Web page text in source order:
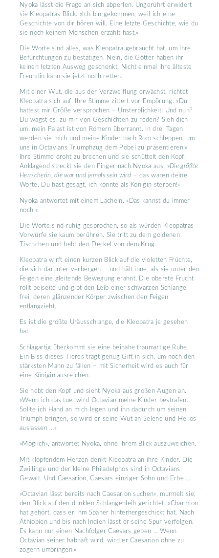
Nyoka lässt die Frage an sich abperlen. Ungerührt erwidert
sie Kleopatras Blick. »Ich bin gekommen, weil ich eine
Geschichte von dir hören will. Eine letzte Geschichte, wie du
sie noch keinem Menschen erzählt hast.«
Die Worte sind alles, was Kleopatra gebraucht hat, um ihre
Befürchtungen zu bestätigen. Nein, die Götter haben ihr
keinen letzten Ausweg geschenkt. Nicht einmal ihre älteste
Freundin kann sie jetzt noch retten.
Mit einer Wut, die aus der Verzweiflung erwächst, richtet
Kleopatra sich auf. Ihre Stimme zittert vor Empörung. »Du
hattest mir Größe versprochen – Unsterblichkeit! Und nun?
Du wagst es, zu mir von Geschichten zu reden? Sieh dich
um, mein Palast ist von Römern überrannt. In drei Tagen
werden sie mich und meine Kinder nach Rom schleppen, um
uns in Octavians Triumphzug dem Pöbel zu präsentieren!«
Ihre Stimme droht zu brechen und sie schüttelt den Kopf.
Anklagend streckt sie den Finger nach Nyoka aus. »Die größte
Herrscherin, die war und jemals sein wird – das waren deine
Worte. Du hast gesagt, ich könnte als Königin sterben!«
Nyoka antwortet mit einem Lächeln. »Das kannst du immer
noch.«
Die Worte sind ruhig gesprochen, so als würden Kleopatras
Vorwürfe sie kaum berühren. Sie tritt zu dem goldenen
Tischchen und hebt den Deckel von dem Krug.
Kleopatra wirft einen kurzen Blick auf die violetten Früchte,
die sich darunter verbergen – und hält inne, als sie unter den
Feigen eine gleitende Bewegung erahnt. Die oberste Frucht
rollt beiseite und gibt den Leib einer schwarzen Schlange
frei, deren glänzender Körper zwischen den Feigen
entlangzieht.
Es ist die größte Uräusschlange, die Kleopatra je gesehen
hat.
Schlagartig überkommt sie eine beinahe traumartige Ruhe.
Ein Biss dieses Tieres trägt genug Gift in sich, um noch den
stärksten Mann zu fällen – mit Sicherheit wird es auch für
eine Königin ausreichen.
Sie hebt den Kopf und sieht Nyoka aus großen Augen an.
»Wenn ich das tue, wird Octavian meine Kinder bestrafen.
Sollte ich Hand an mich legen und ihn dadurch um seinen
Triumph bringen, so wird er seine Wut an Selene und Helios
auslassen …«
»Möglich«, antwortet Nyoka, ohne ihrem Blick auszuweichen.
Mit klopfendem Herzen denkt Kleopatra an ihre Kinder. Die
Zwillinge und der kleine Philadelphos sind in Octavians
Gewalt. Und Caesarion, Caesars einziger Sohn und Erbe …
»Octavian lässt bereits nach Caesarion suchen«, murmelt sie,
den Blick auf den dunklen Schlangenleib gerichtet. »Charmion
hat gehört, dass er ihm Späher hinterhergeschickt hat. Nach
Äthiopien und bis nach Indien lässt er seine Spur verfolgen.
Es kann nur einen Nachfolger Caesars geben … Wenn
Octavian seiner habhaft wird, wird er Caesarion ohne zu
zögern umbringen.«